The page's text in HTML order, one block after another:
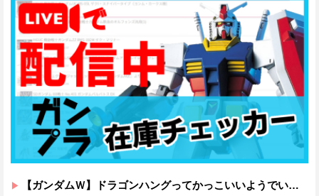
【ガンダムＷ】ドラゴンハングってかっこいいようでいて実は全然かっこよくないのでは？